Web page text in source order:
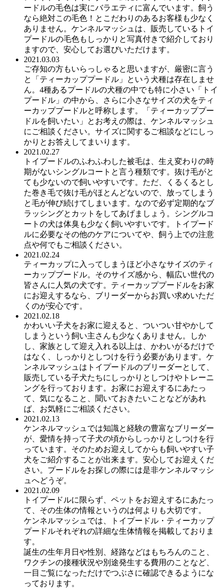
ードルの毛色は実にバラエティに富んでいます。飼う
なら絶対この毛色！とこだわりのあるお客様も少なく
ありません。ケンネルマッシュは、販売しているトイ
プードルの毛色もしっかりと写真付きで紹介しており
ますので、安心してお選びいただけます。
2021.03.03
ご存知の方もいらっしゃると思いますが、厳密に言う
と「ティーカッププードル」という犬種は存在しませ
ん。4種あるプードルの犬種の中でも特に小さい「トイ
プードル」の中から、さらに小さなサイズの犬をティ
ーカッププードルと呼称します。「ティーカッププー
ドルを飼いたい」とお考えの際は、ケンネルマッシュ
にご相談ください。サイズに関するご相談などにしっ
かりとお答えしてまいります。
2021.02.27
トイプードルのふわふわした被毛は、生え変わりの時
期がないシングルコートと言う種類です。抜け毛がと
ても少ないので飼いやすいです。ただ、くるくるとし
た巻き毛で抜け毛がほとんどないので、放ってしまう
と毛が伸び続けてしまいます。なので必ず定期的なブ
ラッシングとカットをしてあげましょう。シングルコ
ートの犬は体臭も少なく飼いやすいです。トイプード
ルに必要なその他のケアについてや、飼う上での注意
点や何でもご相談ください。
2021.02.24
ティーカップに入ってしまうほど小さなサイズのティ
ーカッププードル。そのサイズ感から、幅広い世代の
皆さんに人気の犬です。ティーカッププードルをお家
にお迎えするなら、ブリーダーからお買い求めいただ
くのが安心です。
2021.02.18
かわいい子犬をお家に迎えると、ついつい甘やかして
しまうという飼い主さんも少なくありません。しか
し、家族として迎え入れる以上は、かわいがるだけで
はなく、しっかりとしつけを行う必要があります。ケ
ンネルマッシュはトイプードルのブリーダーとして、
販売している子犬たちにしっかりとしつけやトレーニ
ングを行っております。お家にお迎えするにあたっ
て、気になること、聞いておきたいことなどがあれ
ば、お気軽にご相談ください。
2021.02.13
ケンネルマッシュでは知識と経験の豊富なブリーダー
が、愛情を持って子犬の頃からしっかりとしつけを行
っています。そのためお迎えしてからも飼いやすい子
犬をご紹介することが出来ます。安心してお迎えくだ
さい。プードルをお探しの際には是非ケンネルマッシ
ュへどうぞ。
2021.02.09
トイプードルに限らず、ペットをお迎えするにあたっ
て、その生体の情報というのは何よりも大切です。
ケンネルマッシュでは、トイプードル・ティーカップ
プードルそれぞれの詳細な生体情報を掲載しておりま
す。
誕生の生年月日や性別、経路などはもちろんのこと、
ワクチンの接種状況や別途発生する費用のことなど、
一目ご覧になっただけでつぶさに確認できるようにな
っております。